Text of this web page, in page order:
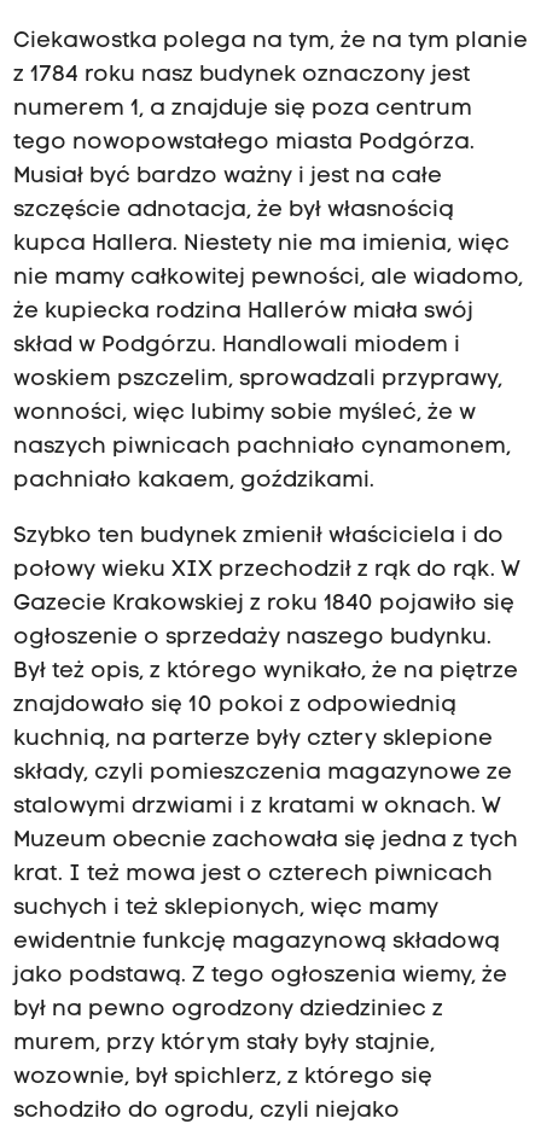
Ciekawostka polega na tym, że na tym planie
z 1784 roku nasz budynek oznaczony jest
numerem 1, a znajduje się poza centrum
tego nowopowstałego miasta Podgórza.
Musiał być bardzo ważny i jest na całe
szczęście adnotacja, że był własnością
kupca Hallera. Niestety nie ma imienia, więc
nie mamy całkowitej pewności, ale wiadomo,
że kupiecka rodzina Hallerów miała swój
skład w Podgórzu. Handlowali miodem i
woskiem pszczelim, sprowadzali przyprawy,
wonności, więc lubimy sobie myśleć, że w
naszych piwnicach pachniało cynamonem,
pachniało kakaem, goździkami.
Szybko ten budynek zmienił właściciela i do
połowy wieku XIX przechodził z rąk do rąk. W
Gazecie Krakowskiej z roku 1840 pojawiło się
ogłoszenie o sprzedaży naszego budynku.
Był też opis, z którego wynikało, że na piętrze
znajdowało się 10 pokoi z odpowiednią
kuchnią, na parterze były cztery sklepione
składy, czyli pomieszczenia magazynowe ze
stalowymi drzwiami i z kratami w oknach. W
Muzeum obecnie zachowała się jedna z tych
krat. I też mowa jest o czterech piwnicach
suchych i też sklepionych, więc mamy
ewidentnie funkcję magazynową składową
jako podstawą. Z tego ogłoszenia wiemy, że
był na pewno ogrodzony dziedziniec z
murem, przy którym stały były stajnie,
wozownie, był spichlerz, z którego się
schodziło do ogrodu, czyli niejako